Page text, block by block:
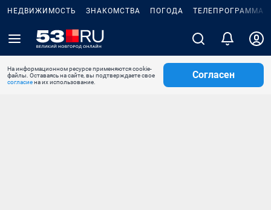
НЕДВИЖИМОСТЬ ЗНАКОМСТВА ПОГОДА ТЕЛЕПРОГРАММА
На информационном ресурсе применяются cookie-
файлы. Оставаясь на сайте, вы подтверждаете свое
согласиена их использование.
Согласен